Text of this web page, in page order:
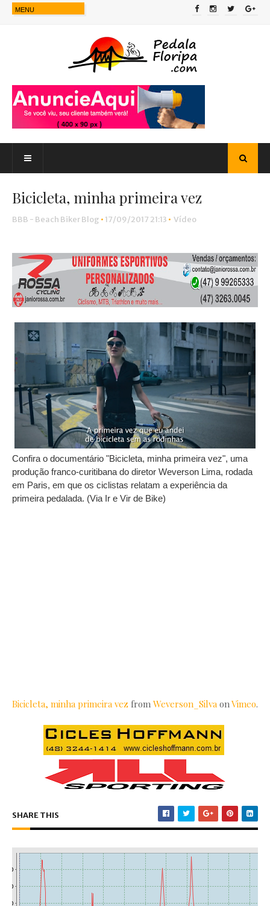
Bicicleta, minha primeira vez
BBB - Beach Biker Blog • 17/09/2017 21:13 • Vídeo
Confira o documentário "Bicicleta, minha primeira vez", uma
produção franco-curitibana do diretor Weverson Lima, rodada
em Paris, em que os ciclistas relatam a experiência da
primeira pedalada. (Via Ir e Vir de Bike)
Bicicleta, minha primeira vez from Weverson_SilvaonVimeo.
SHARE THIS